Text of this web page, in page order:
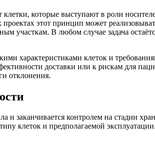
которые выступают в роли
этот принцип может
участкам. В любом случае задача
характеристиками клеток и
доставки или к рискам для
отклонения.
и заканчивается контролем на стадии
клеток и предполагаемой